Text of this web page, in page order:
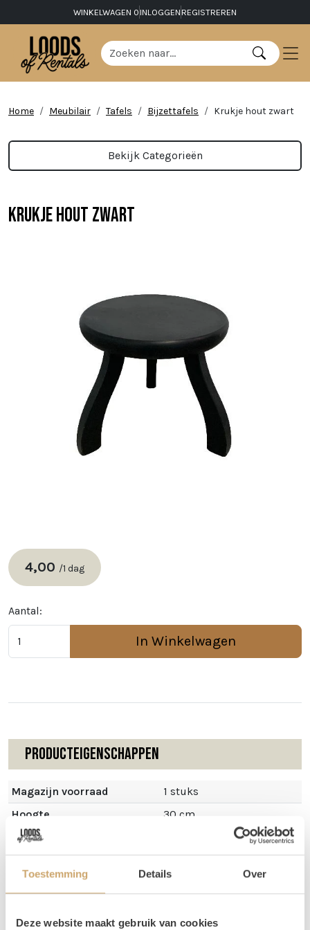
Toestemming Details Over
Deze website maakt gebruik van cookies
WINKELWAGEN 0 INLOGGEN REGISTREREN
Home Meubilair Tafels Bijzettafels Krukje hout zwart
Bekijk Categorieën
Krukje hout zwart
4,00 /1 dag
Aantal:
In Winkelwagen
Producteigenschappen
Magazijn voorraad
1 stuks
Hoogte
30 cm
Diameter
Omschrijving